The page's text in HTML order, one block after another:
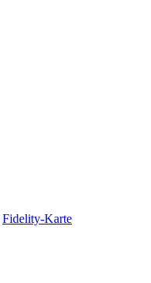
Fidelity-Karte